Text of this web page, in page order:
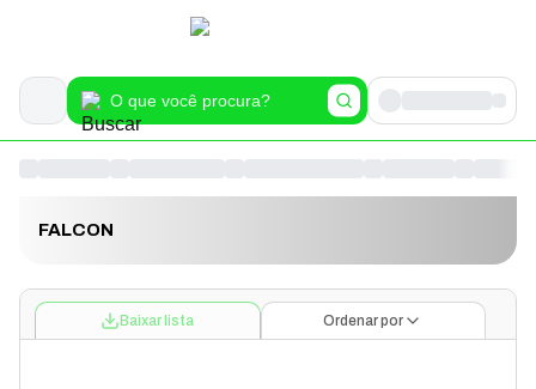
FALCON
Baixar lista Ordenar por